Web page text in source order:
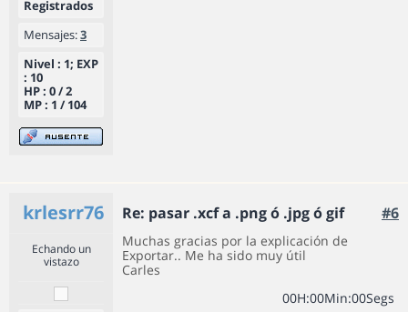
Registrados
Mensajes:3
Nivel : 1; EXP
: 10
HP : 0 / 2
MP : 1 / 104
krlesrr76 Re: pasar .xcf a .png ó .jpg ó gif #6
Echando un
vistazo
Muchas gracias por la explicación de
Exportar.. Me ha sido muy útil
Carles
00H:00Min:00Segs